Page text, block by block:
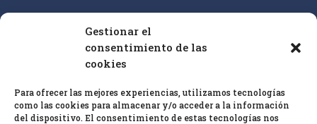
Gestionar el
consentimiento de las
cookies
Para ofrecer las mejores experiencias, utilizamos tecnologías
como las cookies para almacenar y/o acceder a la información
del dispositivo. El consentimiento de estas tecnologías nos
Nuestro enfoque es la educación superior y la
cualificación profesional de especialistas en
de bioconstruccióny biología del hábitat y el
estándar de medición en baubiologie SBM.